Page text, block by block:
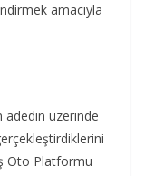
amacıyla
adedin üzerinde
Oto Platformu